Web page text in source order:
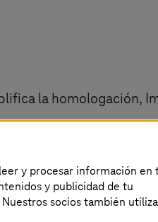
la homologación,
y procesar información en
y publicidad de tu
socios también